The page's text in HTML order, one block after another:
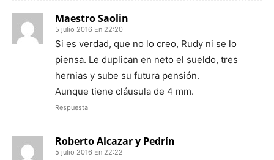
Maestro Saolin
5 julio 2016 En 22:20
Si es verdad, que no lo creo, Rudy ni se lo
piensa. Le duplican en neto el sueldo, tres
hernias y sube su futura pensión.
Aunque tiene cláusula de 4 mm.
Respuesta
Roberto Alcazar y Pedrín
5 julio 2016 En 22:22